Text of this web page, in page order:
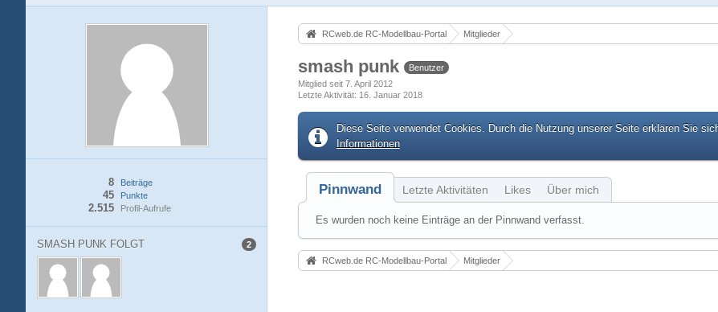
Beiträge
8
Punkte
45
Profil-Aufrufe
2.515
SMASH PUNK FOLGT 2
RCweb.de RC-Modellbau-Portal Mitglieder
smash punk
Benutzer
Mitglied seit 7. April 2012
Letzte Aktivität 16. Januar 2018
Diese Seite verwendet Cookies. Durch die Nutzung unserer Seite erklären Sie
Informationen
Pinnwand Letzte Aktivitäten Likes Über mich
Es wurden noch keine Einträge an der Pinnwand verfasst.
RCweb.de RC-Modellbau-Portal Mitglieder